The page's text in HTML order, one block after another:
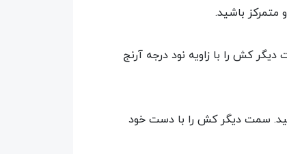
متمرکز باشید.
کش را با زاویه نود درجه آرنج
سمت دیگر کش را با دست خود